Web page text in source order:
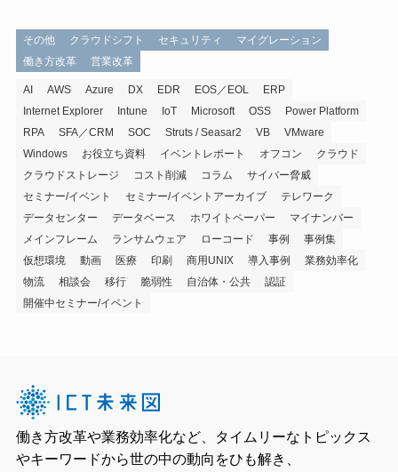
その他 クラウドシフト セキュリティ
マイグレーション
働き方改革
営業改革
AI AWS Azure DX EDR EOS／EOL
ERP
Internet Explorer
Intune IoT Microsoft OSS
Power Platform
RPA
SFA／CRM SOC Struts / Seasar2 VB
VMware
Windows
お役立ち資料 イベントレポート オフコン
クラウド
クラウドストレージ
コスト削減 コラム
サイバー脅威
セミナー/イベント
セミナー/イベントアーカイブ
テレワーク
データセンター
データベース ホワイトペーパー
マイナンバー
メインフレーム
ランサムウェア ローコード 事例
事例集
仮想環境
動画 医療 印刷 商用UNIX 導入事例
業務効率化
物流
相談会 移行 脆弱性 自治体・公共
認証
開催中セミナー/イベント
働き方改革や業務効率化など、タイムリーなトピックス
やキーワードから世の中の動向をひも解き、